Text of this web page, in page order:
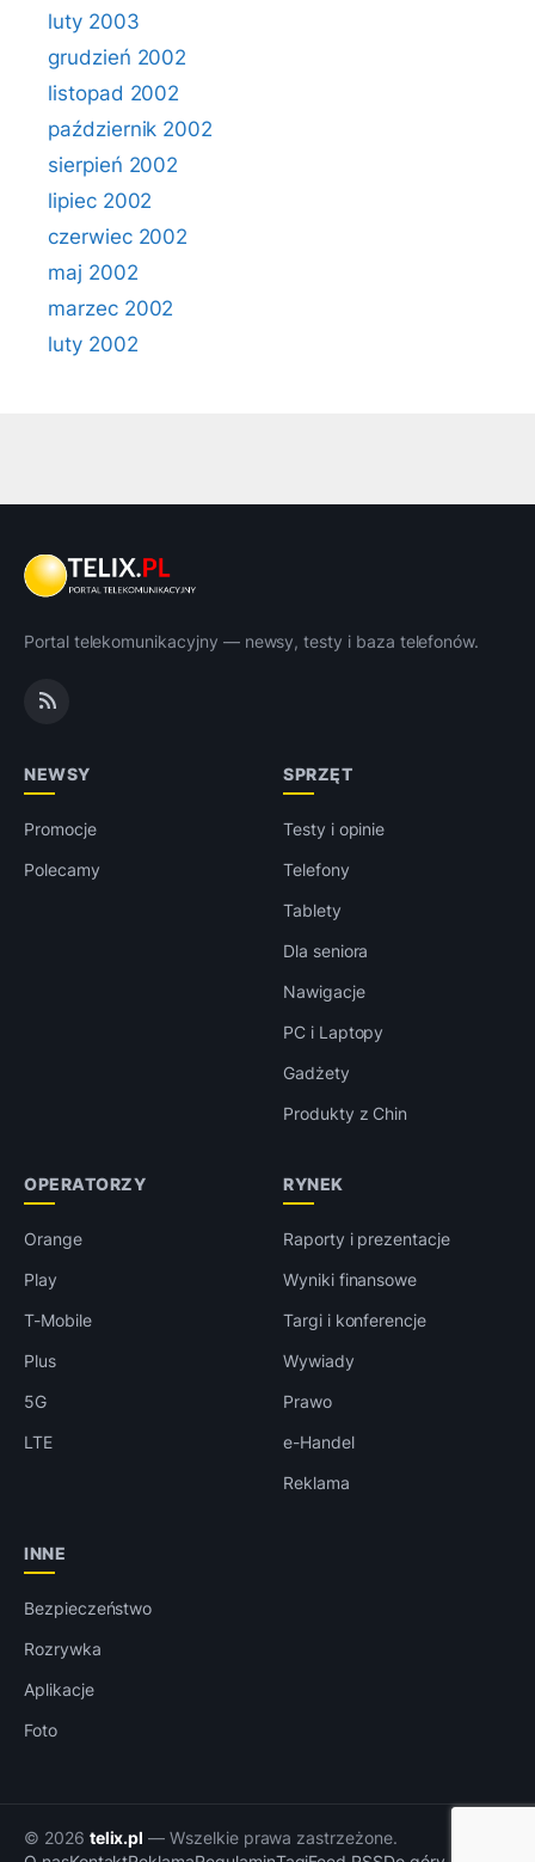
luty 2003
grudzień 2002
listopad 2002
październik 2002
sierpień 2002
lipiec 2002
czerwiec 2002
maj 2002
marzec 2002
luty 2002
Portal telekomunikacyjny — newsy, testy i baza telefonów.
NEWSY
Promocje
Polecamy
SPRZĘT
Testy i opinie
Telefony
Tablety
Dla seniora
Nawigacje
PC i Laptopy
Gadżety
Produkty z Chin
OPERATORZY
Orange
Play
T-Mobile
Plus
5G
LTE
RYNEK
Raporty i prezentacje
Wyniki finansowe
Targi i konferencje
Wywiady
Prawo
e-Handel
Reklama
INNE
Bezpieczeństwo
Rozrywka
Aplikacje
Foto
© 2026 telix.pl — Wszelkie prawa zastrzeżone.